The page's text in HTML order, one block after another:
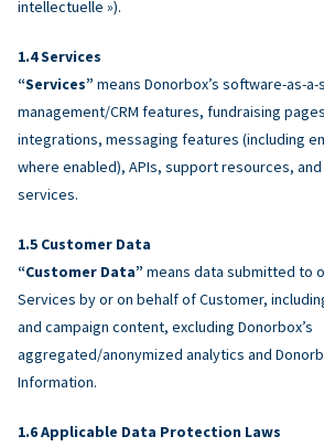
intellectuelle »).
Services
“Services” means Donorbox’s software-as-
management/CRM features, fundraising
integrations, messaging features (including
where enabled), APIs, support resources,
services.
Customer Data
“Customer Data” means data submitted to
Services by or on behalf of Customer,
and campaign content, excluding Donorbox’s
aggregated/anonymized analytics and
Information.
Applicable Data Protection Laws